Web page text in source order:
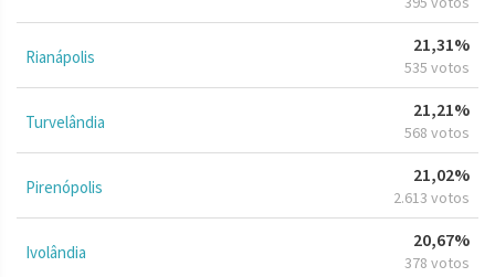
Rianápolis
21,31%
535 votos
Turvelândia
21,21%
568 votos
Pirenópolis
21,02%
2.613 votos
Ivolândia
20,67%
378 votos